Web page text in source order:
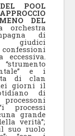
POOL
DEL
orchestra
di
giudici
e i
di clan
giorni il
di
processi
grande
verità”;
suo ruolo